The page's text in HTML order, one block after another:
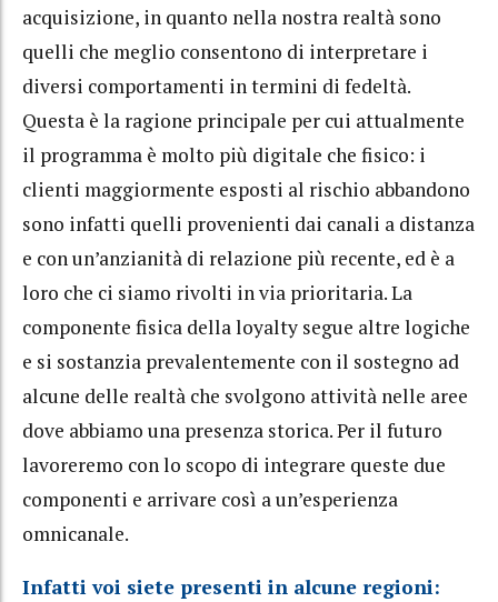
acquisizione, in quanto nella nostra realtà sono
quelli che meglio consentono di interpretare i
diversi comportamenti in termini di fedeltà.
Questa è la ragione principale per cui attualmente
il programma è molto più digitale che fisico: i
clienti maggiormente esposti al rischio abbandono
sono infatti quelli provenienti dai canali a distanza
e con un’anzianità di relazione più recente, ed è a
loro che ci siamo rivolti in via prioritaria. La
componente fisica della loyalty segue altre logiche
e si sostanzia prevalentemente con il sostegno ad
alcune delle realtà che svolgono attività nelle aree
dove abbiamo una presenza storica. Per il futuro
lavoreremo con lo scopo di integrare queste due
componenti e arrivare così a un’esperienza
omnicanale.
Infatti voi siete presenti in alcune regioni: